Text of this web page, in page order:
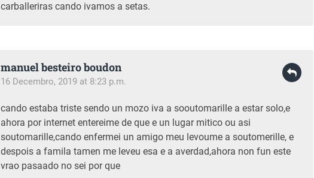
carballeriras cando ivamos a setas.
manuel besteiro boudon
16 Decembro, 2019 at 8:23 p.m.
cando estaba triste sendo un mozo iva a sooutomarille a estar solo,e
ahora por internet entereime de que e un lugar mitico ou asi
soutomarille,cando enfermei un amigo meu levoume a soutomerille, e
despois a famila tamen me leveu esa e a averdad,ahora non fun este
vrao pasaado no sei por que